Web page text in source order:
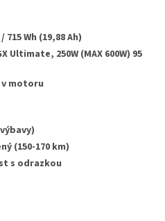
715 Wh (19,88 Ah)
Ultimate, 250W (MAX 600W) 95
motoru
(150-170 km)
s odrazkou